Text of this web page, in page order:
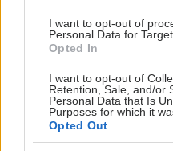
I want to opt-out of
Personal Data for
Opted In
I want to opt-out of
Retention, Sale, and/or
Personal Data that Is
Purposes for which it
Opted Out